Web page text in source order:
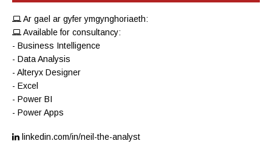
Ar gael ar gyfer ymgynghoriaeth:
Available for consultancy:
- Business Intelligence
- Data Analysis
- Alteryx Designer
- Excel
- Power BI
- Power Apps
linkedin.com/in/neil-the-analyst